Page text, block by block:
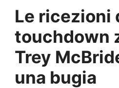
Le ricezioni
touchdown
Trey
una bugia